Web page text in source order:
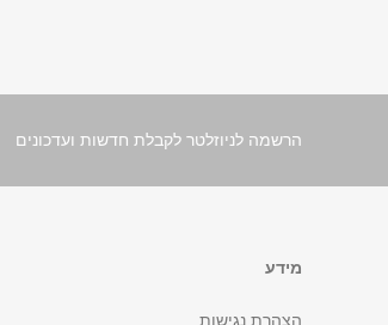
הרשמה לניוזלטר לקבלת חדשות ועדכונים
מידע
הצהרת נגישות